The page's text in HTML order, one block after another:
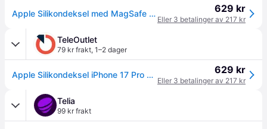
Apple Silikondeksel med MagSafe til iPhone 17 Pro Midnatt 629 kr
Eller 3 betalinger av 217 kr
TeleOutlet
79 kr frakt, 1–2 dager
Apple Silikondeksel iPhone 17 Pro Magsafe - Midnatt 629 kr
Eller 3 betalinger av 217 kr
Telia
99 kr frakt